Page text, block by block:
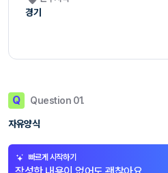
경기
Q Question 01.
자유양식
빠르게 시작하기